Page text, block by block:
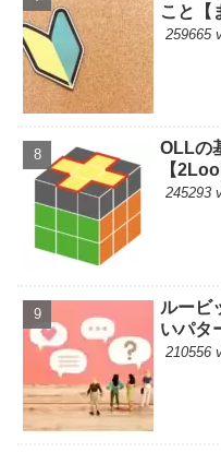
こと【
259665
OLLの
【
245293
ルービ
いパタ
210556